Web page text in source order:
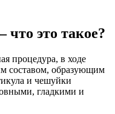
что это такое?
процедура, в ходе
составом, образующим
и чешуйки
гладкими и